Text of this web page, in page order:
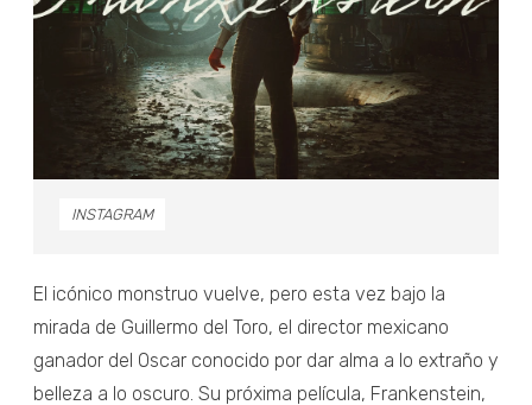
INSTAGRAM
El icónico monstruo vuelve, pero esta vez bajo la
mirada de Guillermo del Toro, el director mexicano
ganador del Oscar conocido por dar alma a lo extraño y
belleza a lo oscuro. Su próxima película, Frankenstein,